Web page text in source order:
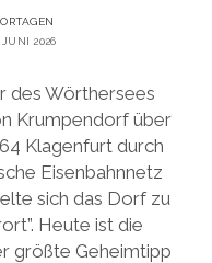
2026
des Wörthersees
Krumpendorf über
Klagenfurt durch
Eisenbahnnetz
sich das Dorf zu
Heute ist die
größte Geheimtipp